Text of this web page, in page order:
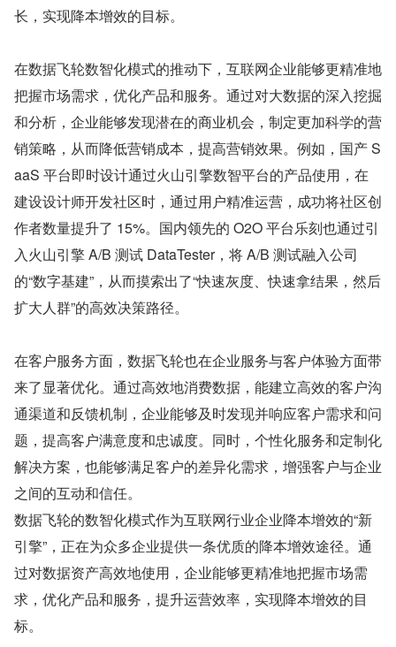
长，实现降本增效的目标。
在数据飞轮数智化模式的推动下，互联网企业能够更精准地
把握市场需求，优化产品和服务。通过对大数据的深入挖掘
和分析，企业能够发现潜在的商业机会，制定更加科学的营
销策略，从而降低营销成本，提高营销效果。例如，国产 S
aaS 平台即时设计通过火山引擎数智平台的产品使用，在
建设设计师开发社区时，通过用户精准运营，成功将社区创
作者数量提升了 15%。国内领先的 O2O 平台乐刻也通过引
入火山引擎 A/B 测试 DataTester，将 A/B 测试融入公司
的“数字基建”，从而摸索出了“快速灰度、快速拿结果，然后
扩大人群”的高效决策路径。
在客户服务方面，数据飞轮也在企业服务与客户体验方面带
来了显著优化。通过高效地消费数据，能建立高效的客户沟
通渠道和反馈机制，企业能够及时发现并响应客户需求和问
题，提高客户满意度和忠诚度。同时，个性化服务和定制化
解决方案，也能够满足客户的差异化需求，增强客户与企业
之间的互动和信任。
数据飞轮的数智化模式作为互联网行业企业降本增效的“新
引擎”，正在为众多企业提供一条优质的降本增效途径。通
过对数据资产高效地使用，企业能够更精准地把握市场需
求，优化产品和服务，提升运营效率，实现降本增效的目
标。